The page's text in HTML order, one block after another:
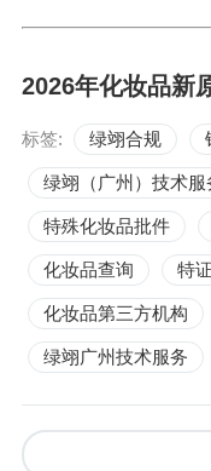
2026年化妆品新
标签: 绿翊合规
绿翊（广州）技术服
特殊化妆品批件
化妆品查询 特
化妆品第三方机构
绿翊广州技术服务